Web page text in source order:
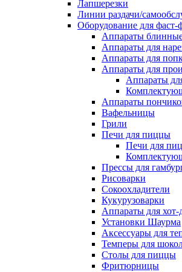
Лапшерезки
Линии раздачи/
Оборудование для фаст-
Аппараты
Аппараты для
Аппараты для
Аппараты для
Аппараты
Аппараты
Вафельницы
Грили
Печи для пиццы
Печи для
Прессы для
Рисоварки
Сокоохладители
Кукурузоварки
Аппараты для хот-
Установки Шаурма
Аксессуары для
Темперы для
Столы для пиццы
Фритюрницы